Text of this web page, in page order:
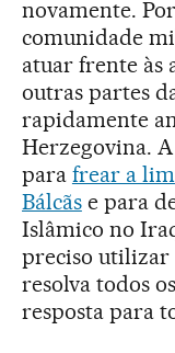
novamente.
comunidade
atuar frente às
outras partes
rapidamente
Herzegovina.
para frear a
Bálcãse para
Islâmico no
preciso utilizar
resolva todos
resposta para